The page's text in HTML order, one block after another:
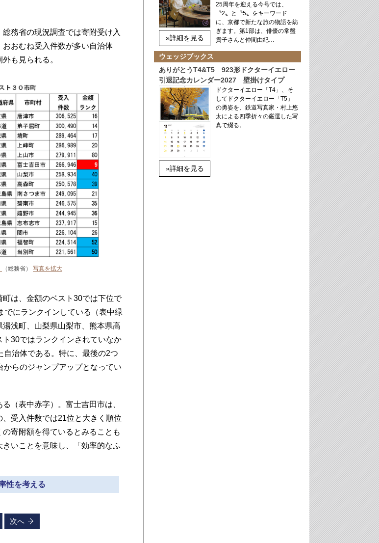
務省の現況調査では寄附受け入
おむね受入件数が多い自治体
も見られる。
（総務省） 写真を拡大
は、金額のベスト30では下位で
でにランクインしている（表中緑
浅町、山梨県山梨市、熊本県高
30ではランクインされていなか
治体である。特に、最後の2つ
らのジャンプアップとなってい
（表中赤字）。富士吉田市は、
受入件数では21位と大きく順位
寄附額を得ているとみることも
いことを意味し、「効率的なふ
性を考える
次へ
»詳細を見る
25周年を迎える今号では、
〝2〟と〝5〟をキーワード
に、京都で新たな旅の物語を紡
ぎます。第1部は、俳優の常盤
貴子さんと仲間由紀…
ウェッジブックス
ありがとうT4&T5 923形ドクターイエロー
引退記念カレンダー2027 壁掛けタイプ
»詳細を見る
ドクターイエロー「T4」、そ
してドクターイエロー「T5」
の勇姿を、鉄道写真家・村上悠
太による四季折々の厳選した写
真で綴る。